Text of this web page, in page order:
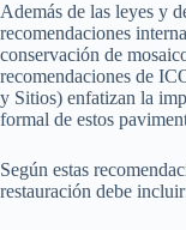
Además de las leyes y
recomendaciones
conservación de
recomendaciones de
y Sitios) enfatizan la
formal de estos
Según estas
restauración debe